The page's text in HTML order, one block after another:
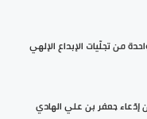
من تجلّيات الإبداع الإلهي
إدّعاء جعفر بن علي الهادي